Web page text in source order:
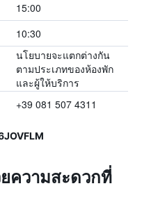
15:00
10:30
นโยบายจะแตกต่างกัน
ตามประเภทของห้องพัก
และผู้ให้บริการ
+39 081 507 4311
ความสะดวกที่